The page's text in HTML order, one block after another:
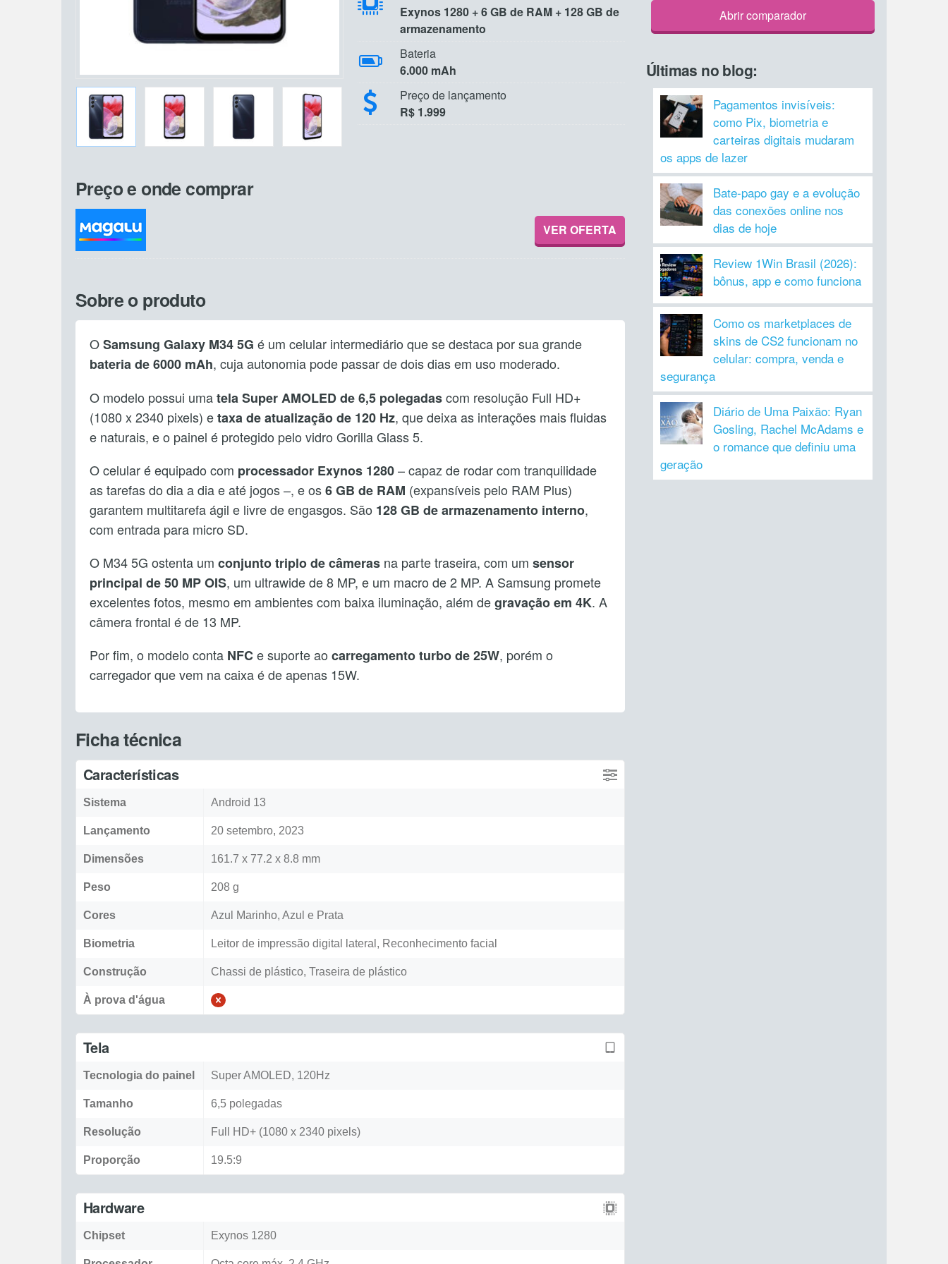
Exynos 1280 + 6 GB de RAM + 128 GB de
armazenamento
Bateria
6.000 mAh
Preço de lançamento
R$ 1.999
Preço e onde comprar
VER OFERTA
Sobre o produto
OSamsung Galaxy M34 5G é um celular intermediário que se destaca por sua grande
bateria de 6000 mAh, cuja autonomia pode passar de dois dias em uso moderado.
O modelo possui umatela Super AMOLED de 6,5 polegadascom resolução Full HD+
(1080 x 2340 pixels) etaxa de atualização de 120 Hz, que deixa as interações mais fluidas
e naturais, e o painel é protegido pelo vidro Gorilla Glass 5.
O celular é equipado com processador Exynos 1280– capaz de rodar com tranquilidade
as tarefas do dia a dia e até jogos –, e os6 GB de RAM (expansíveis pelo RAM Plus)
garantem multitarefa ágil e livre de engasgos. São 128 GB de armazenamento interno,
com entrada para micro SD.
O M34 5G ostenta um conjunto triplo de câmeras na parte traseira, com um sensor
principal de 50 MP OIS, um ultrawide de 8 MP, e um macro de 2 MP. A Samsung promete
excelentes fotos, mesmo em ambientes com baixa iluminação, além degravação em 4K. A
câmera frontal é de 13 MP.
Por fim, o modelo conta NFCe suporte ao carregamento turbo de 25W, porém o
carregador que vem na caixa é de apenas 15W.
Ficha técnica
Características
Sistema Android 13
Lançamento 20 setembro, 2023
Dimensões 161.7 x 77.2 x 8.8 mm
Peso 208 g
Cores Azul Marinho, Azul e Prata
Biometria Leitor de impressão digital lateral, Reconhecimento facial
Construção Chassi de plástico, Traseira de plástico
À prova d'água
Tela
Tecnologia do painel Super AMOLED, 120Hz
Tamanho 6,5 polegadas
Resolução Full HD+ (1080 x 2340 pixels)
Proporção 19.5:9
Hardware
Chipset Exynos 1280
Abrir comparador
Últimas no blog:
Pagamentos invisíveis:
como Pix, biometria e
carteiras digitais mudaram
os apps de lazer
Bate-papo gay e a evolução
das conexões online nos
dias de hoje
Review 1Win Brasil (2026):
bônus, app e como funciona
Como os marketplaces de
skins de CS2 funcionam no
celular: compra, venda e
segurança
Diário de Uma Paixão: Ryan
Gosling, Rachel McAdams e
o romance que definiu uma
geração